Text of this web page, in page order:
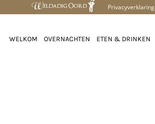
Privacyverklaring
WELKOM OVERNACHTEN ETEN & DRINKEN